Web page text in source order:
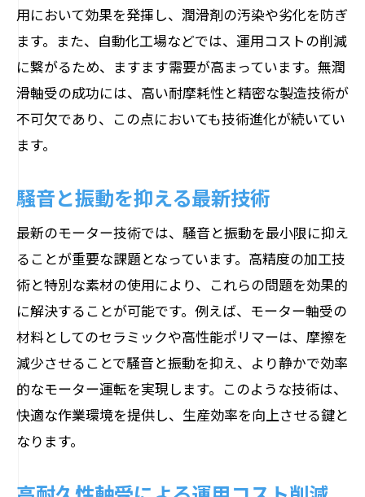
用において効果を発揮し、潤滑剤の汚染や劣化を防ぎ
ます。また、自動化工場などでは、運用コストの削減
に繋がるため、ますます需要が高まっています。無潤
滑軸受の成功には、高い耐摩耗性と精密な製造技術が
不可欠であり、この点においても技術進化が続いてい
ます。
騒音と振動を抑える最新技術
最新のモーター技術では、騒音と振動を最小限に抑え
ることが重要な課題となっています。高精度の加工技
術と特別な素材の使用により、これらの問題を効果的
に解決することが可能です。例えば、モーター軸受の
材料としてのセラミックや高性能ポリマーは、摩擦を
減少させることで騒音と振動を抑え、より静かで効率
的なモーター運転を実現します。このような技術は、
快適な作業環境を提供し、生産効率を向上させる鍵と
なります。